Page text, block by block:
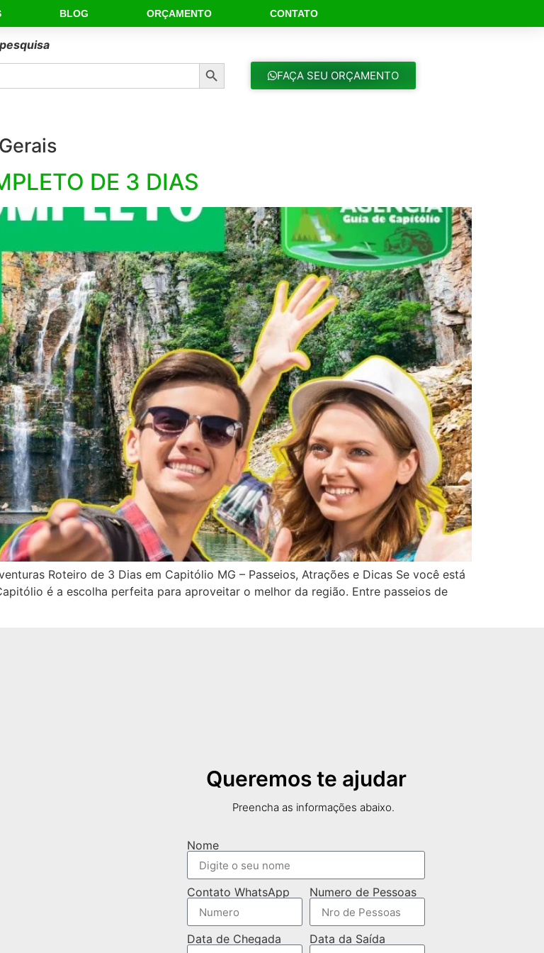
BLOG ORÇAMENTO CONTATO
Search Button
FAÇA SEU ORÇAMENTO
DE 3 DIAS
Roteiro de 3 Dias em Capitólio MG – Passeios, Atrações e Dicas Se você está
é a escolha perfeita para aproveitar o melhor da região. Entre passeios de
Queremos te ajudar
Preencha as informações abaixo.
Nome
Contato WhatsApp Numero de Pessoas
Data de Chegada Data da Saída